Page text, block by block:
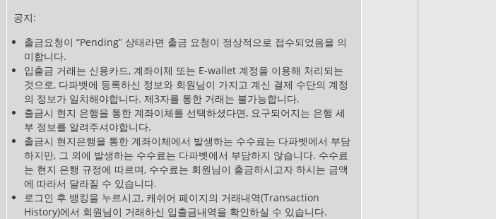
공지:
출금요청이 “Pending” 상태라면 출금 요청이 정상적으로 접수되었음을 의
미합니다.
입출금 거래는 신용카드, 계좌이체 또는 E-wallet 계정을 이용해 처리되는
것으로, 다파벳에 등록하신 정보와 회원님이 가지고 계신 결제 수단의 계정
의 정보가 일치해야합니다. 제3자를 통한 거래는 불가능합니다.
출금시 현지 은행을 통한 계좌이체를 선택하셨다면, 요구되어지는 은행 세
부 정보를 알려주셔야합니다.
출금시 현지은행을 통한 계좌이체에서 발생하는 수수료는 다파벳에서 부담
하지만, 그 외에 발생하는 수수료는 다파벳에서 부담하지 않습니다. 수수료
는 현지 은행 규정에 따르며, 수수료는 회원님이 출금하시고자 하시는 금액
에 따라서 달라질 수 있습니다.
로그인 후 뱅킹을 누르시고, 캐쉬어 페이지의 거래내역(Transaction
History)에서 회원님이 거래하신 입출금내역을 확인하실 수 있습니다.